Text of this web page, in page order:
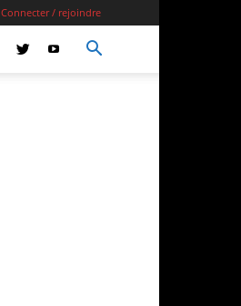
Connecter / rejoindre